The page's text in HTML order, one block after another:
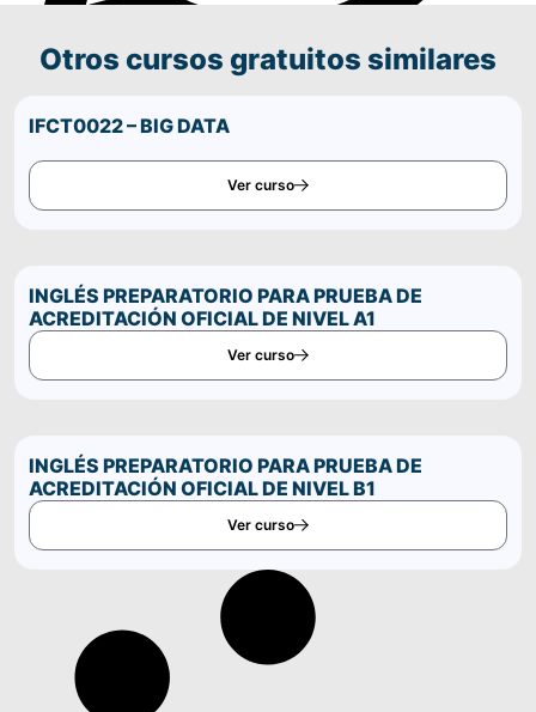
Otros cursos gratuitos similares
IFCT0022 – BIG DATA
Ver curso
INGLÉS PREPARATORIO PARA PRUEBA DE
ACREDITACIÓN OFICIAL DE NIVEL A1
Ver curso
INGLÉS PREPARATORIO PARA PRUEBA DE
ACREDITACIÓN OFICIAL DE NIVEL B1
Ver curso